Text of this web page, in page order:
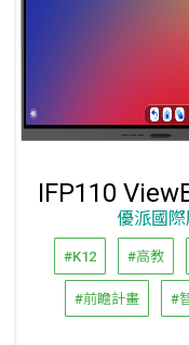
優派國
#K12 #高教
#前瞻計畫 #